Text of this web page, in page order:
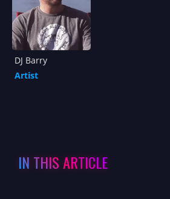
DJ Barry
Artist
IN THIS ARTICLE